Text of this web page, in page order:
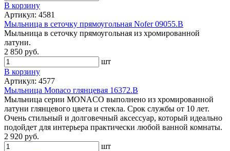
В корзину
Артикул: 4581
Мыльница в сеточку прямоугольная Nofer 09055.В
Мыльница в сеточку прямоугольная из хромированной
латуни.
2 850 руб.
шт
В корзину
Артикул: 4577
Мыльница Monaco глянцевая 16372.B
Мыльница серии MONACO выполнено из хромированной
латуни глянцевого цвета и стекла. Срок службы от 10 лет.
Очень стильный и долговечный аксессуар, который идеально
подойдет для интерьера практически любой ванной комнаты.
2 920 руб.
шт